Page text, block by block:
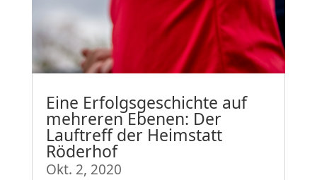
Eine Erfolgsgeschichte auf
mehreren Ebenen: Der
Lauftreff der Heimstatt
Röderhof
Okt. 2, 2020